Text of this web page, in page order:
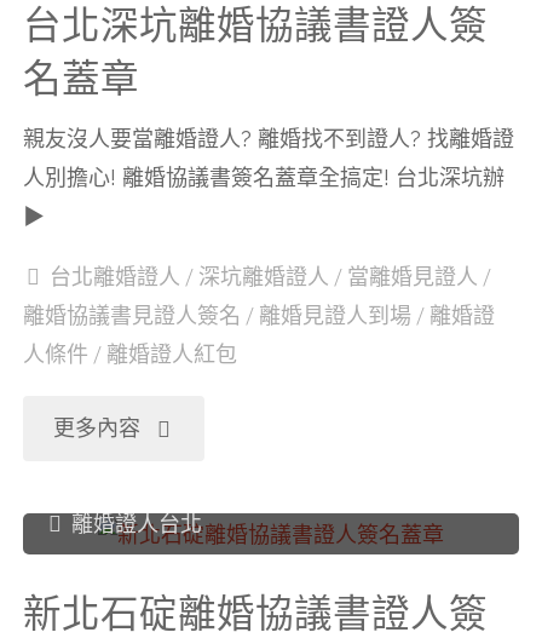
名
章"
林
婚
書
證
簽
名
台北深坑離婚協議書證人簽
名蓋章
親友沒人要當離婚證人? 離婚找不到證人? 找離婚證
人別擔心! 離婚協議書簽名蓋章全搞定! 台北深坑辦
▶
台北離婚證人 / 深坑離婚證人 / 當離婚見證人 /
離婚協議書見證人簽名 / 離婚見證人到場/ 離婚證
人條件 / 離婚證人紅包
更多內容 "台
深
坑
離婚證人台北
新北石碇離婚協議書證人簽